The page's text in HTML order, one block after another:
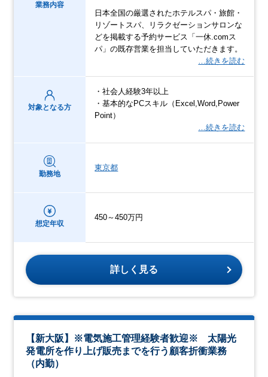
業務内容
日本全国の厳選されたホテルスパ・旅館・
リゾートスパ、リラクゼーションサロンな
どを掲載する予約サービス「一休.comス
パ」の既存営業を担当していただきます。
…続きを読む
対象となる方
・社会人経験3年以上
・基本的なPCスキル（Excel,Word,Power
Point）
…続きを読む
勤務地
東京都
想定年収
450～450万円
詳しく見る
【新大阪】※電気施工管理経験者歓迎※ 太陽光
発電所を作り上げ販売までを行う顧客折衝業務
（内勤）